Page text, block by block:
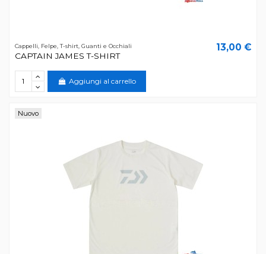
Cappelli, Felpe, T-shirt, Guanti e Occhiali
CAPTAIN JAMES T-SHIRT
13,00 €
Aggiungi al carrello
Nuovo